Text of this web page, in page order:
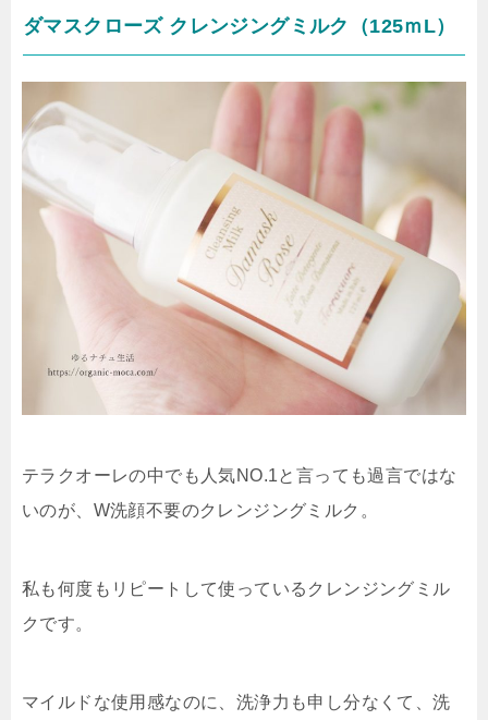
ダマスクローズ クレンジングミルク（125ｍL）
テラクオーレの中でも人気NO.1と言っても過言ではな
いのが、W洗顔不要のクレンジングミルク。
私も何度もリピートして使っているクレンジングミル
クです。
マイルドな使用感なのに、洗浄力も申し分なくて、洗